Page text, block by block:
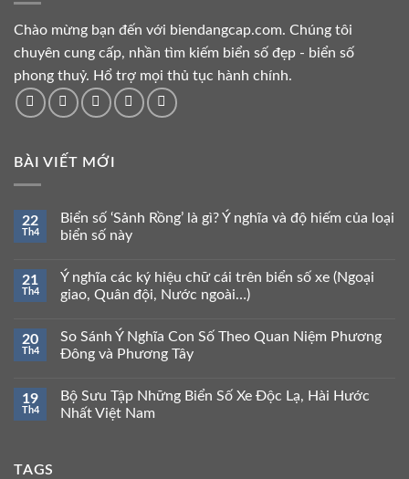
Chào mừng bạn đến với biendangcap.com. Chúng tôi
chuyên cung cấp, nhần tìm kiếm biển số đẹp - biển số
phong thuỷ. Hổ trợ mọi thủ tục hành chính.
BÀI VIẾT MỚI
22
Th4
Biển số ‘Sảnh Rồng’ là gì? Ý nghĩa và độ hiếm của loại
biển số này
21
Th4
Ý nghĩa các ký hiệu chữ cái trên biển số xe (Ngoại
giao, Quân đội, Nước ngoài…)
20
Th4
So Sánh Ý Nghĩa Con Số Theo Quan Niệm Phương
Đông và Phương Tây
19
Th4
Bộ Sưu Tập Những Biển Số Xe Độc Lạ, Hài Hước
Nhất Việt Nam
TAGS